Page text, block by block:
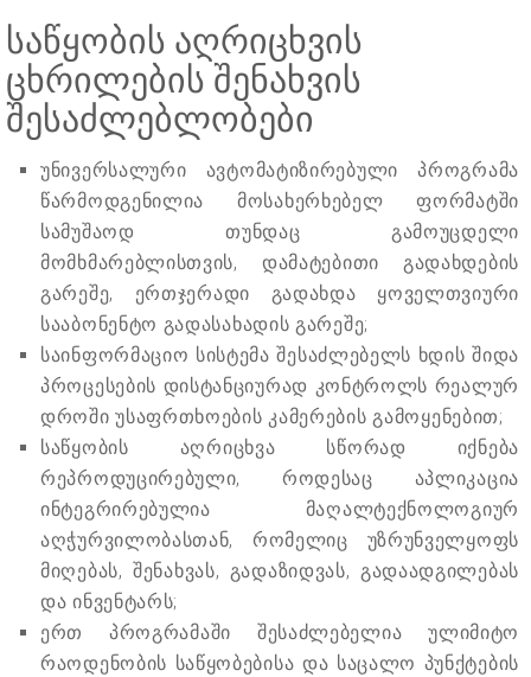
საწყობის აღრიცხვის
ცხრილების შენახვის
შესაძლებლობები
უნივერსალური ავტომატიზირებული პროგრამა
წარმოდგენილია მოსახერხებელ ფორმატში
სამუშაოდ თუნდაც გამოუცდელი
მომხმარებლისთვის, დამატებითი გადახდების
გარეშე, ერთჯერადი გადახდა ყოველთვიური
სააბონენტო გადასახადის გარეშე;
საინფორმაციო სისტემა შესაძლებელს ხდის შიდა
პროცესების დისტანციურად კონტროლს რეალურ
დროში უსაფრთხოების კამერების გამოყენებით;
საწყობის აღრიცხვა სწორად იქნება
რეპროდუცირებული, როდესაც აპლიკაცია
ინტეგრირებულია მაღალტექნოლოგიურ
აღჭურვილობასთან, რომელიც უზრუნველყოფს
მიღებას, შენახვას, გადაზიდვას, გადაადგილებას
და ინვენტარს;
ერთ პროგრამაში შესაძლებელია ულიმიტო
რაოდენობის საწყობებისა და საცალო პუნქტების